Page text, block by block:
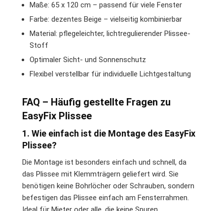
Maße: 65 x 120 cm – passend für viele Fenster
Farbe: dezentes Beige – vielseitig kombinierbar
Material: pflegeleichter, lichtregulierender Plissee-
Stoff
Optimaler Sicht- und Sonnenschutz
Flexibel verstellbar für individuelle Lichtgestaltung
FAQ – Häufig gestellte Fragen zu
EasyFix Plissee
1. Wie einfach ist die Montage des EasyFix
Plissee?
Die Montage ist besonders einfach und schnell, da
das Plissee mit Klemmträgern geliefert wird. Sie
benötigen keine Bohrlöcher oder Schrauben, sondern
befestigen das Plissee einfach am Fensterrahmen.